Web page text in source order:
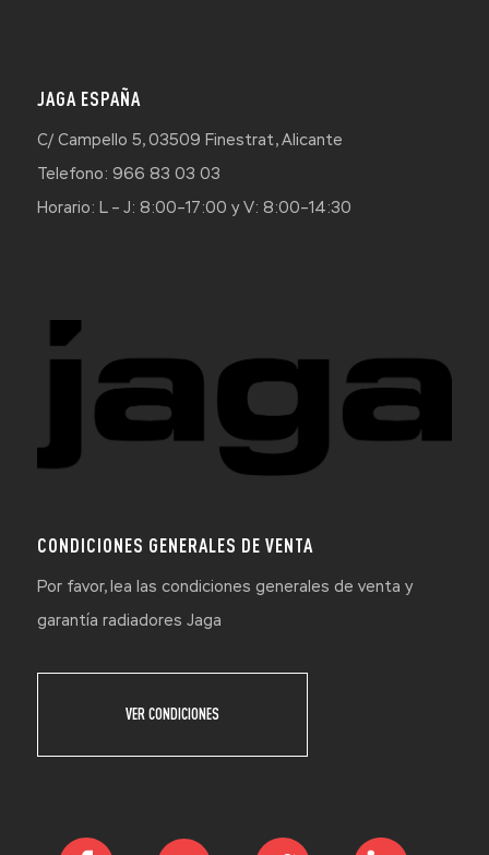
JAGA ESPAÑA
C/ Campello 5, 03509 Finestrat, Alicante
Telefono: 966 83 03 03
Horario: L – J: 8:00–17:00 y V: 8:00–14:30
CONDICIONES GENERALES DE VENTA
Por favor, lea las condiciones generales de venta y
garantía radiadores Jaga
VER CONDICIONES